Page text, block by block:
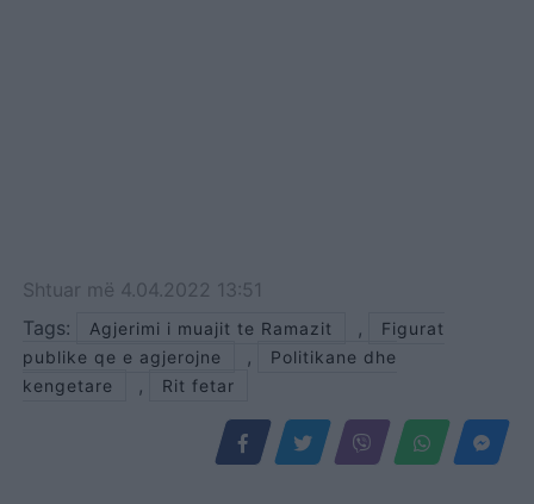
Shtuar më 4.04.2022 13:51
Tags:
Agjerimi i muajit te Ramazit ,
Figurat
publike qe e agjerojne
,
Politikane dhe
kengetare
, Rit fetar